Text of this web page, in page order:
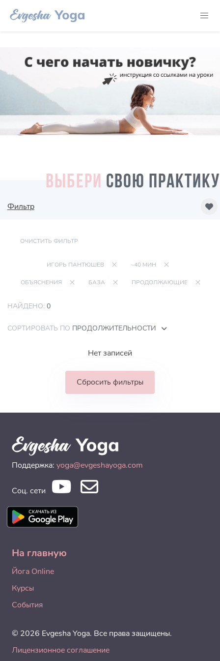
ВЫБЕРИ СВОЮ ПРАКТИКУ
Фильтр
ОЧИСТИТЬ ФИЛЬТР
ИГОРЬ ПАНТЮШЕВ ~40 МИН
ОБЪЯСНЕНИЯ БАЗА ПРОДОЛЖАЮЩИЕ
НАЙДЕНО: 0
СОРТИРОВАТЬ ПО ПРОДОЛЖИТЕЛЬНОСТИ
Нет записей
Сбросить фильтры
Поддержка: yoga@evgeshayoga.com
Соц. сети
На главную
Йога Online
Курсы
События
© 2026 Evgesha Yoga. Все права защищены.
Лицензионное соглашение